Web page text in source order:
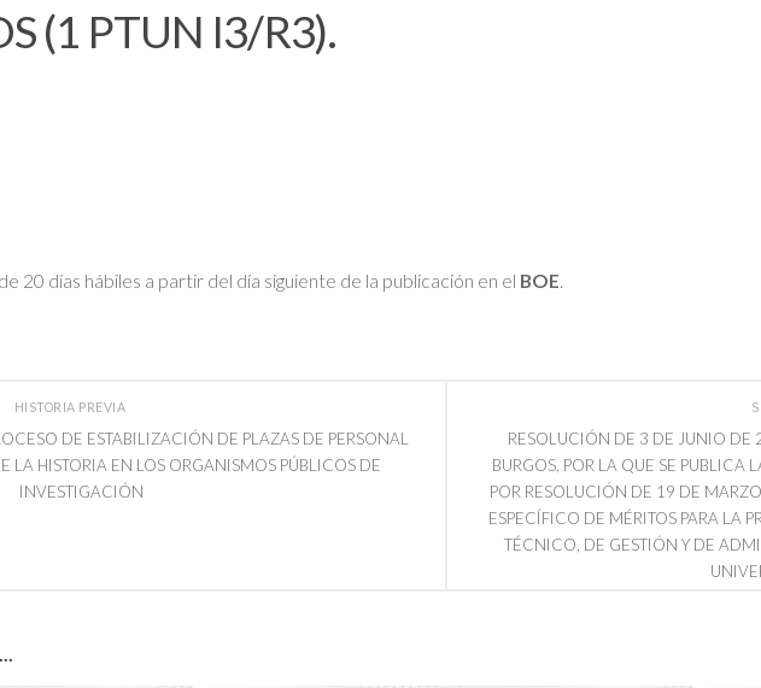
(1 PTUN I3/R3).
20 días hábiles a partir del día siguiente de la publicación en el BOE
RESOLUCIÓN DE 3 DE JUNIO DE
BURGOS, POR LA QUE SE
POR RESOLUCIÓN DE 19 DE
ESPECÍFICO DE MÉRITOS PARA LA
TÉCNICO, DE GESTIÓN Y DE
HISTORIA PREVIA
DE ESTABILIZACIÓN DE PLAZAS DE PERSONAL
LA HISTORIA EN LOS ORGANISMOS PÚBLICOS DE
INVESTIGACIÓN